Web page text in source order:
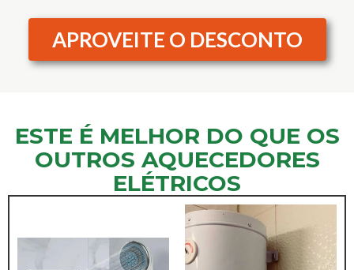
APROVEITE O DESCONTO
ESTE É MELHOR DO QUE OS
OUTROS AQUECEDORES
ELÉTRICOS